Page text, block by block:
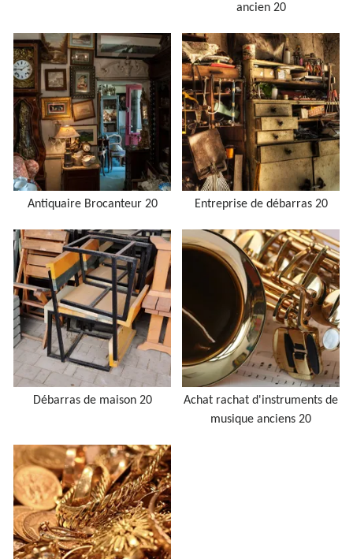
ancien 20
Antiquaire Brocanteur 20 Entreprise de débarras 20
Débarras de maison 20
Achat rachat d'instruments de
musique anciens 20